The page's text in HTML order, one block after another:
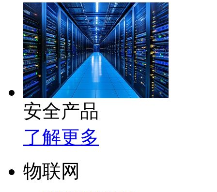
安全产品
了解更多
物联网